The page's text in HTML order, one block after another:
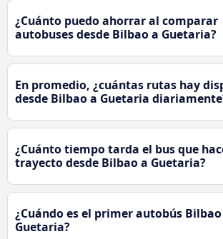
¿Cuánto puedo ahorrar al comparar
autobuses desde Bilbao a Guetaria?
En promedio, ¿cuántas rutas hay
desde Bilbao a Guetaria
¿Cuánto tiempo tarda el bus que
trayecto desde Bilbao a Guetaria?
¿Cuándo es el primer autobús
Guetaria?